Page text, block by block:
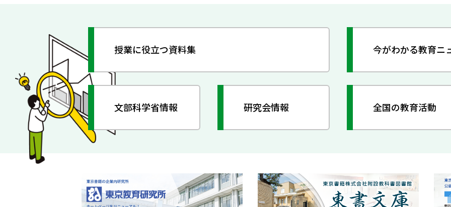
授業に役立つ資料集 今がわかる教育ニ
文部科学省情報 研究会情報 全国の教育活動